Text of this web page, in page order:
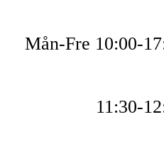
Mån-Fre 10:00-
11:30-